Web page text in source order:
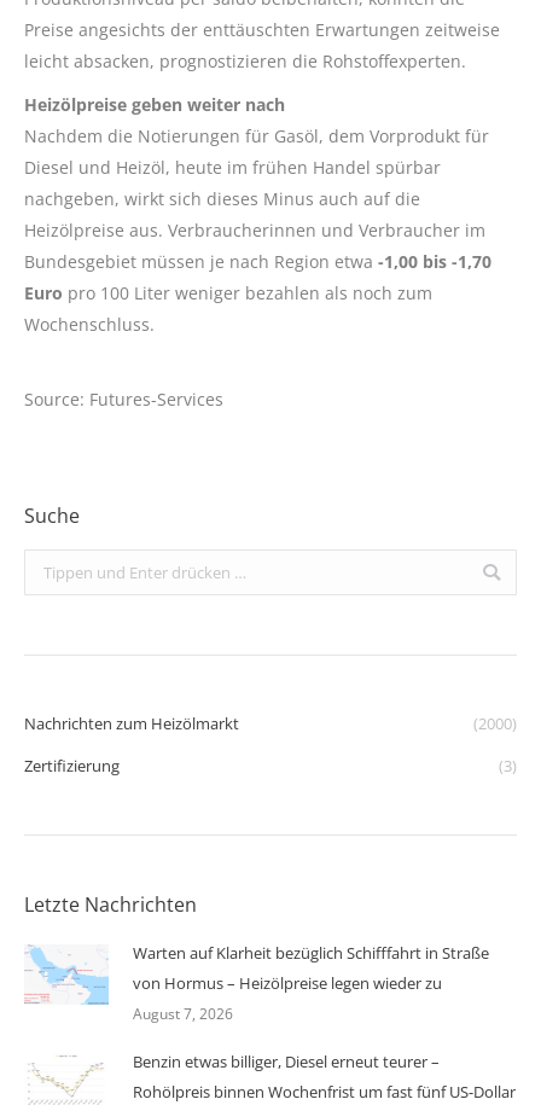
Preise angesichts der enttäuschten Erwartungen zeitweise
leicht absacken, prognostizieren die Rohstoffexperten.
Heizölpreise geben weiter nach
Nachdem die Notierungen für Gasöl, dem Vorprodukt für
Diesel und Heizöl, heute im frühen Handel spürbar
nachgeben, wirkt sich dieses Minus auch auf die
Heizölpreise aus. Verbraucherinnen und Verbraucher im
Bundesgebiet müssen je nach Region etwa -1,00 bis -1,70
Euro pro 100 Liter weniger bezahlen als noch zum
Wochenschluss.
Source: Futures-Services
Suche
Search:
Nachrichten zum Heizölmarkt
(2000)
Zertifizierung
(3)
Letzte Nachrichten
Warten auf Klarheit bezüglich Schifffahrt in Straße
von Hormus – Heizölpreise legen wieder zu
August 7, 2026
Benzin etwas billiger, Diesel erneut teurer –
Rohölpreis binnen Wochenfrist um fast fünf US-Dollar